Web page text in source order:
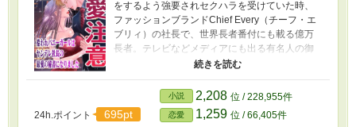
をするよう強要されセクハラを受けていた時、
ファッションブランドChief Every（チーフ・エ
ブリィ）の社長で、世界長者番付にも載る億万
長者。テレビなどメディアにも出る有名人の御
劔佑（みつるぎたすく）に助けられた。それだ
カウトされてしまう。熱心に口説いてくる佑
に、香澄は心を動かされ、彼と共に東京に向か
う事を決意した。東京での秘書生活を経て、佑
24h.ポイント 695pt
小説 2,208 位 / 228,955件
恋愛 1,259 位 / 66,405件